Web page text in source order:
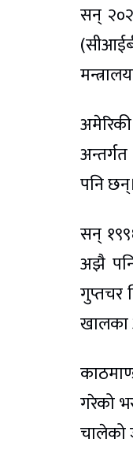
सन्
पनि छन्।
सन्
अझै
गुप्तचर
खालका
गरेको
चालेको